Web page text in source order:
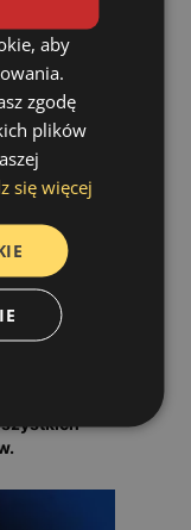
granicami
aby
zgodę
plików
się więcej